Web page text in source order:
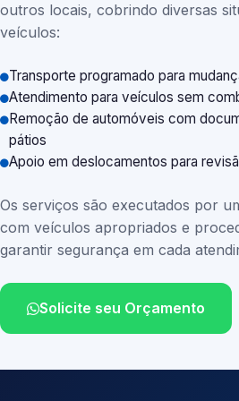
outros locais, cobrindo diversas
veículos:
Transporte programado para
Atendimento para veículos sem
Remoção de automóveis com
pátios
Apoio em deslocamentos para
Os serviços são executados por
com veículos apropriados e
garantir segurança em cada
Solicite seu Orçamento